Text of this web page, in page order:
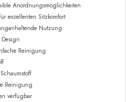
Anordnungsmöglichkeiten
exzellenten Sitzkomfort
Nutzung
Reinigung
Reinigung
verfügbar